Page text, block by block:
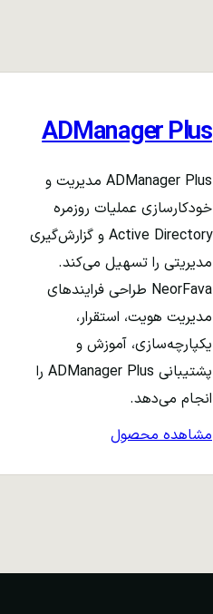
ADManager Plus
ADManager Plus مدیریت و
خودکارسازی عملیات روزمره
Active Directory و گزارش‌گیری
مدیریتی را تسهیل می‌کند.
NeorFava طراحی فرایندهای
مدیریت هویت، استقرار،
یکپارچه‌سازی، آموزش و
پشتیبانی ADManager Plus را
انجام می‌دهد.
مشاهده محصول